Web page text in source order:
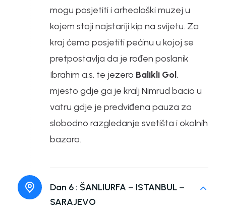
mogu posjetiti i arheološki muzej u
kojem stoji najstariji kip na svijetu. Za
kraj ćemo posjetiti pećinu u kojoj se
pretpostavlja da je rođen poslanik
Ibrahim a.s. te jezero Balikli Gol,
mjesto gdje ga je kralj Nimrud bacio u
vatru gdje je predviđena pauza za
slobodno razgledanje svetišta i okolnih
bazara.
Dan 6 : ŠANLIURFA – ISTANBUL –
SARAJEVO